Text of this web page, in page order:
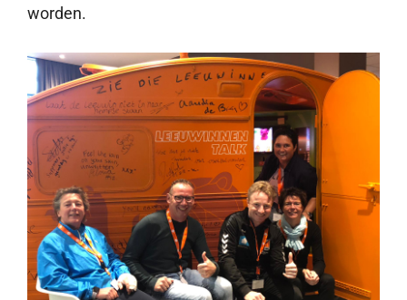
worden.